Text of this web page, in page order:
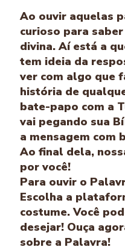
Ao ouvir aquelas
curioso para
divina. Aí está a
tem ideia da
ver com algo que
história de
bate-papo com a
vai pegando sua
a mensagem com
Ao final dela,
por você!
Para ouvir o
Escolha a
costume. Você
desejar! Ouça
sobre a Palavra!